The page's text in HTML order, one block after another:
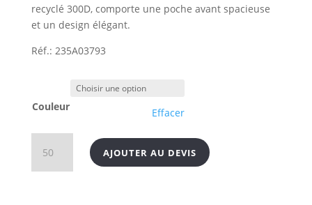
recyclé 300D, comporte une poche avant spacieuse
et un design élégant.
Réf.: 235A03793
Couleur Effacer
Pochette
AJOUTER AU DEVIS